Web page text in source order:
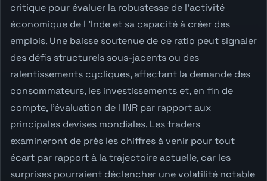
critique pour évaluer la robustesse de l'activité
économique de l 'Inde et sa capacité à créer des
emplois. Une baisse soutenue de ce ratio peut signaler
des défis structurels sous-jacents ou des
ralentissements cycliques, affectant la demande des
consommateurs, les investissements et, en fin de
compte, l'évaluation de l INR par rapport aux
principales devises mondiales. Les traders
examineront de près les chiffres à venir pour tout
écart par rapport à la trajectoire actuelle, car les
surprises pourraient déclencher une volatilité notable